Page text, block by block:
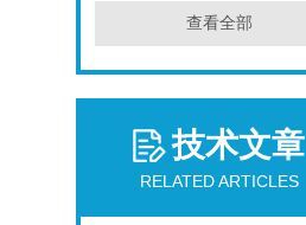
查看全部
技术文章
RELATED ARTICLES